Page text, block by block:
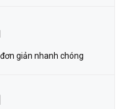
giản nhanh chóng